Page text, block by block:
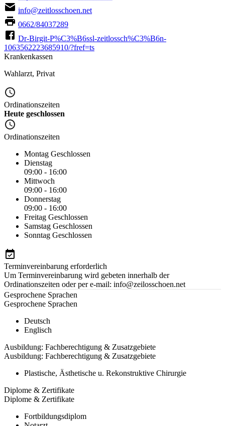
info@zeitlosschoen.net
0662/84037289
Dr-Birgit-P%C3%B6ssl-zeitlossch%C3%B6n-
1063562223685910/?fref=ts
Krankenkassen
Wahlarzt, Privat
Ordinationszeiten
Heute geschlossen
Ordinationszeiten
Montag Geschlossen
Dienstag
09:00 - 16:00
Mittwoch
09:00 - 16:00
Donnerstag
09:00 - 16:00
Freitag Geschlossen
Samstag Geschlossen
Sonntag Geschlossen
Terminvereinbarung erforderlich
Um Terminvereinbarung wird gebeten innerhalb der
Ordinationszeiten oder per e-mail: info@zeilosschoen.net
Gesprochene Sprachen
Gesprochene Sprachen
Deutsch
Englisch
Ausbildung: Fachberechtigung & Zusatzgebiete
Ausbildung: Fachberechtigung & Zusatzgebiete
Plastische, Ästhetische u. Rekonstruktive Chirurgie
Diplome & Zertifikate
Diplome & Zertifikate
Fortbildungsdiplom